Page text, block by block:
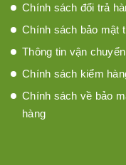
Chính sách đổi trả
Chính sách bảo mật
Thông tin vận
Chính sách kiểm
Chính sách về bảo
hàng